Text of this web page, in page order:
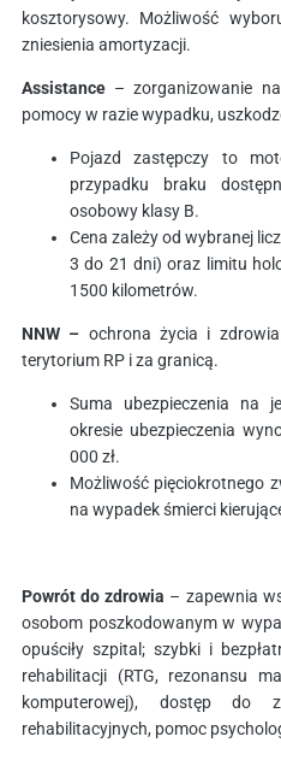
kosztorysowy. Możliwość
zniesienia amortyzacji.
Assistance – zorganizowanie
pomocy w razie wypadku,
Pojazd zastępczy to
przypadku braku
osobowy klasy B.
Cena zależy od wybranej
3 do 21 dni) oraz limitu
1500 kilometrów.
NNW – ochrona życia i
terytorium RP i za granicą.
Suma ubezpieczenia na
okresie ubezpieczenia
000 zł.
Możliwość pięciokrotnego
na wypadek śmierci
Powrót do zdrowia – zapewnia
osobom poszkodowanym w
opuściły szpital; szybki i
rehabilitacji (RTG, rezonansu
komputerowej), dostęp do
rehabilitacyjnych, pomoc